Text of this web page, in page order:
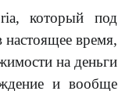
который под
время,
на деньги
и вообще